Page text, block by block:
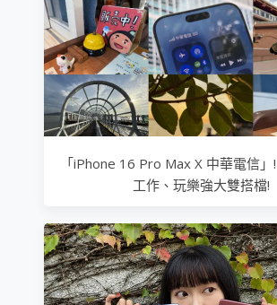
「iPhone 16 Pro Max X 中華電信」
工作、玩樂強大雙搭檔!